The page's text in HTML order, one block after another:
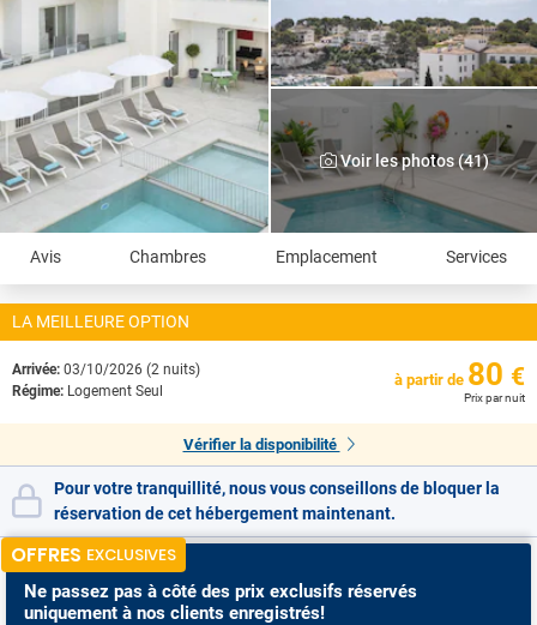
Voir les photos (41)
Avis Chambres Emplacement Services
LA MEILLEURE OPTION
Arrivée: 03/10/2026 (2 nuits)
Régime: Logement Seul
à partir de 80 €
Prix par nuit
Vérifier la disponibilité
Pour votre tranquillité, nous vous conseillons de bloquer la
réservation de cet hébergement maintenant.
OFFRES EXCLUSIVES
Ne passez pas à côté des prix exclusifs réservés
uniquement à nos clients enregistrés!